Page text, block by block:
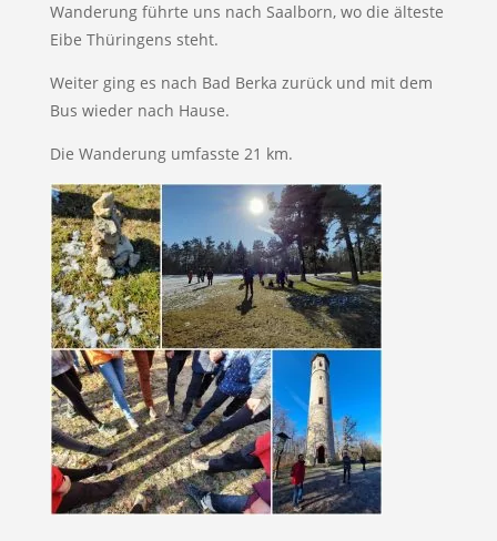
Wanderung führte uns nach Saalborn, wo die älteste
Eibe Thüringens steht.
Weiter ging es nach Bad Berka zurück und mit dem
Bus wieder nach Hause.
Die Wanderung umfasste 21 km.